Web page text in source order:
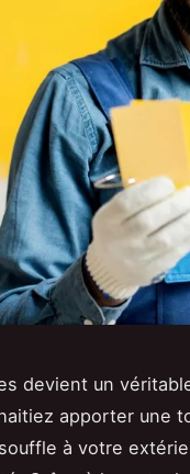
devient un
apporter une
à votre